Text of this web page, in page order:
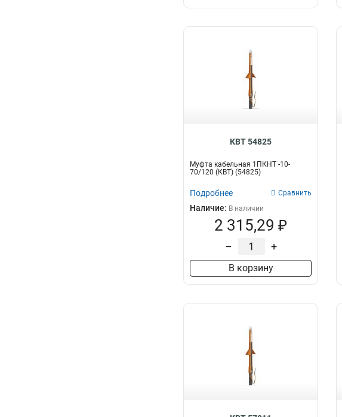
КВТ 54825
Муфта кабельная 1ПКНТ -10-
70/120 (КВТ) (54825)
Подробнее Сравнить
Наличие: В наличии
2 315,29 ₽
– +
В корзину